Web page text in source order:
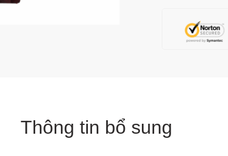
Thông tin bổ sung